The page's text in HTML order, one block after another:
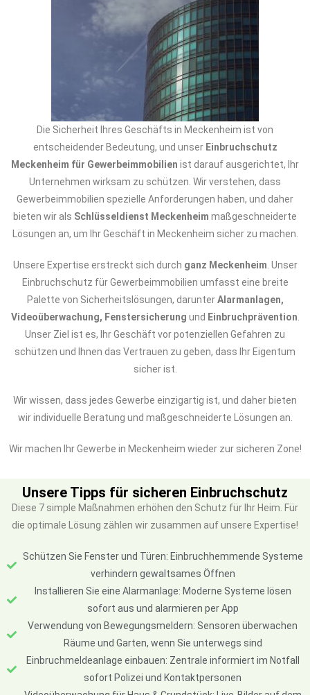
Die Sicherheit Ihres Geschäfts in Meckenheim ist von
entscheidender Bedeutung, und unser Einbruchschutz
Meckenheim für Gewerbeimmobilien ist darauf ausgerichtet, Ihr
Unternehmen wirksam zu schützen. Wir verstehen, dass
Gewerbeimmobilien spezielle Anforderungen haben, und daher
bieten wir als Schlüsseldienst Meckenheim maßgeschneiderte
Lösungen an, um Ihr Geschäft in Meckenheim sicher zu machen.
Unsere Expertise erstreckt sich durch ganz Meckenheim . Unser
Einbruchschutz für Gewerbeimmobilien umfasst eine breite
Palette von Sicherheitslösungen, darunterAlarmanlagen,
Videoüberwachung, Fenstersicherung und Einbruchprävention
Unser Ziel ist es, Ihr Geschäft vor potenziellen Gefahren zu
schützen und Ihnen das Vertrauen zu geben, dass Ihr Eigentum
sicher ist.
Wir wissen, dass jedes Gewerbe einzigartig ist, und daher bieten
wir individuelle Beratung und maßgeschneiderte Lösungen an.
Wir machen Ihr Gewerbe in Meckenheim wieder zur sicheren Zone!
Unsere Tipps für sicheren Einbruchschutz
Diese 7 simple Maßnahmen erhöhen den Schutz für Ihr Heim. Für
die optimale Lösung zählen wir zusammen auf unsere Expertise!
Schützen Sie Fenster und Türen: Einbruchhemmende Systeme
verhindern gewaltsames Öffnen
Installieren Sie eine Alarmanlage: Moderne Systeme lösen
sofort aus und alarmieren per App
Verwendung von Bewegungsmeldern: Sensoren überwachen
Räume und Garten, wenn Sie unterwegs sind
Einbruchmeldeanlage einbauen: Zentrale informiert im Notfall
sofort Polizei und Kontaktpersonen